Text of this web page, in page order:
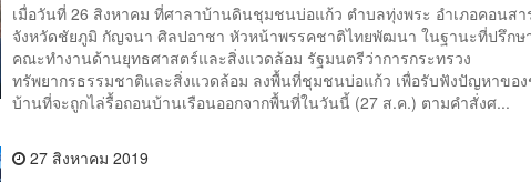
เมื่อวันที่ 26 สิงหาคม ที่ศาลาบ้านดินชุมชนบ่อแก้ว ตำบลทุ่งพระ อำเภอคอนสา
จังหวัดชัยภูมิ กัญจนา ศิลปอาชา หัวหน้าพรรคชาติไทยพัฒนา ในฐานะที่ปรึกษ
คณะทำงานด้านยุทธศาสตร์และสิ่งแวดล้อม รัฐมนตรีว่าการกระทรวง
ทรัพยากรธรรมชาติและสิ่งแวดล้อม ลงพื้นที่ชุมชนบ่อแก้ว เพื่อรับฟังปัญหาของ
บ้านที่จะถูกไล่รื้อถอนบ้านเรือนออกจากพื้นที่ในวันนี้ (27 ส.ค.) ตามคำสั่งศ...
27 สิงหาคม 2019